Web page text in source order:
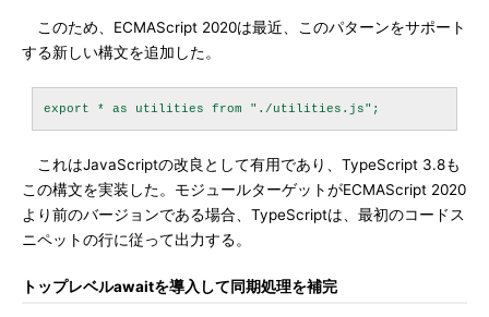
このため、ECMAScript 2020は最近、このパターンをサポート
する新しい構文を追加した。
これはJavaScriptの改良として有用であり、TypeScript 3.8も
この構文を実装した。モジュールターゲットがECMAScript 2020
より前のバージョンである場合、TypeScriptは、最初のコードス
ニペットの行に従って出力する。
トップレベルawaitを導入して同期処理を補完